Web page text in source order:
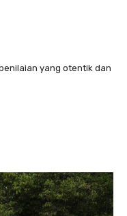
yang otentik dan